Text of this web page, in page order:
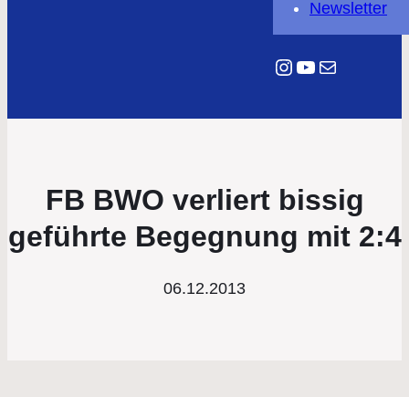
Newsletter
Instagram
YouTube
E-Mail
FB BWO verliert bissig
geführte Begegnung mit 2:4
06.12.2013